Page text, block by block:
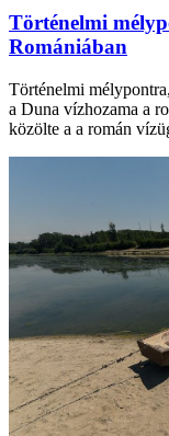
Történelmi
Romániában
Történelmi
a Duna vízhozama a
közölte a a román